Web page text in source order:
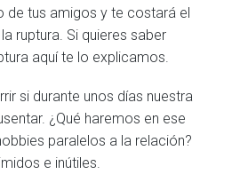
de tus amigos y te costará el
ruptura. Si quieres saber
aquí te lo explicamos.
si durante unos días nuestra
¿Qué haremos en ese
paralelos a la relación?
e inútiles.